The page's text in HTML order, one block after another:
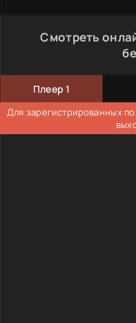
Смотреть
Плеер 1
Для зарегистрированных